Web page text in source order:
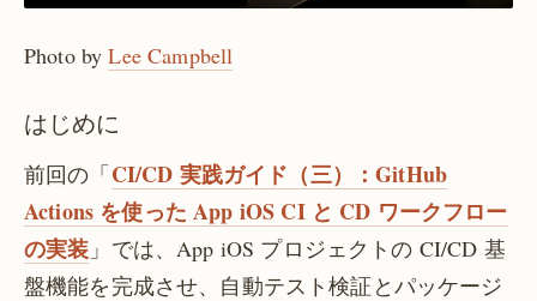
Photo byLee Campbell
はじめに
前回の「CI/CD 実践ガイド（三）：GitHub
Actions を使った App iOS CI と CD ワークフロー
の実装 」では、App iOS プロジェクトの CI/CD 基
盤機能を完成させ、自動テスト検証とパッケージ